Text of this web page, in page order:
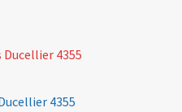
4355